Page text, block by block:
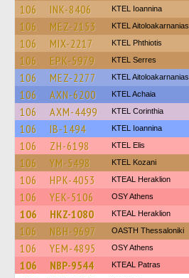
106 INK-8406 KTEL Ioannina
106 MEZ-2153 KTEL Aitoloakarnanias
106 MIX-2217 ΚΤΕL Phthiotis
106 EPK-5979 KTEL Serres
106 MEZ-2277 KTEL Aitoloakarnanias
106 AXN-6200 KTEL Achaia
106 AXM-4499 KTEL Corinthia
106 IB-1494 KTEL Ioannina
106 ZH-6198 KTEL Elis
106 YM-5498 ΚΤΕL Kozani
106 HPK-4053 KTEAL Heraklion
106 YEK-5106 OSY Athens
106 HKZ-1080 KTEAL Heraklion
106 NBH-9697 OASTH Thessaloniki
106 YEM-4895 OSY Athens
106 NBP-9544 KTEAL Patras